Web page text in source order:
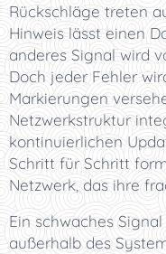
Rückschläge treten
Hinweis lässt einen
anderes Signal wird
Doch jeder Fehler
Markierungen
Netzwerkstruktur
kontinuierlichen
Schritt für Schritt
Netzwerk, das ihre
Ein schwaches
außerhalb des